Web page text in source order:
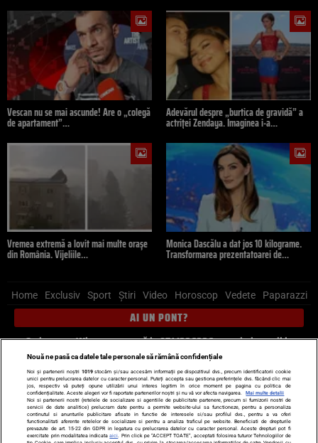
Vescan nu se mai ascunde! Are o „colegă
de apartament”…
Adevărul despre „burtica de gravidă” a
actriței Zendaya. Imaginea i-a…
Vremea extremă a lovit mai multe orașe
din România. Vijeliile…
Monica Dascălu a dat jos 10 kilograme.
Transformarea prezentatoarei de…
Home Exclusiv Sport Știri Video Horoscop Vedete Paparazzi
AI UN PONT?
Scrie-ne pe Whatsapp, sună la 0741226226 sau trimite mail la
pont@cancan.ro
Știri interne Știri externe
Politică
Ultimele stiri
Diete Insula Iubirii Dictionar de vise
LIFE STYLE
Horoscop
Nouă ne pasă ca datele tale personale să rămână confidențiale
Noi și partenerii noștri 1019stocăm și/sau accesăm informații pe dispozitivul dvs., precum identificatorii cookie
unici pentru prelucrarea datelor cu caracter personal. Puteți accepta sau gestiona preferințele dvs. făcând clic mai
jos, respectiv vă puteți opune utilizării unui interes legitim în orice moment pe pagina cu politica de
confidențialitate. Aceste alegeri vor fi raportate partenerilor noștri și nu vă vor afecta navigarea.
Mai multe detalii
Noi si partenerii nostri (retelele de socializare si agentiile de publicitate partenere, precum si furnizorii nostri de
servicii de date analitice) prelucram date pentru a permite website-ului sa functioneze, pentru a personaliza
continutul si anunturile publicitare afisate in functie de interesele si/sau profilul dvs., pentru a va oferi
functionalitati aferente retelelor de socializare si pentru a analiza traficul pe website. Beneficiati de drepturile
prevazute de art. 15-22 din GDPR in legatura cu prelucrarea datelor cu caracter personal. Aceste drepturi pot fi
exercitate prin modalitatea indicataaici . Prin click pe “ACCEPT TOATE”, acceptati folosirea tuturor Tehnologiilor de